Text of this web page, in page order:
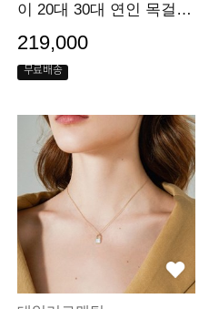
이 20대 30대 연인 목걸이
219,000
무료배송